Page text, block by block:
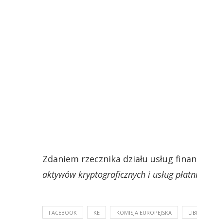
Zdaniem rzecznika działu usług
aktywów kryptograficznych i usług
FACEBOOK KE KOMISJA EUROPEJSKA